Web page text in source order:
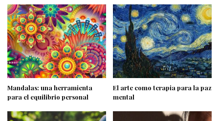
Mandalas: una herramienta
para el equilibrio personal
El arte como terapia para la paz
mental